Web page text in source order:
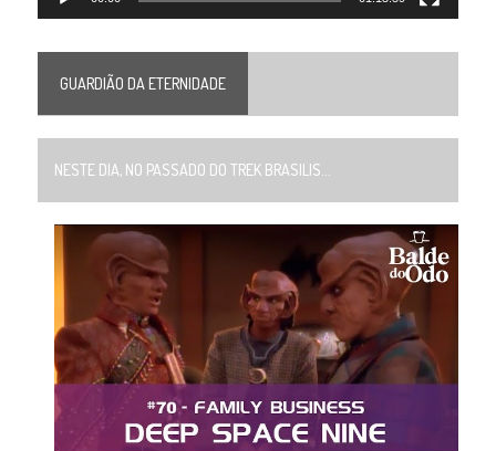
GUARDIÃO DA ETERNIDADE
NESTE DIA, NO PASSADO DO TREK BRASILIS...